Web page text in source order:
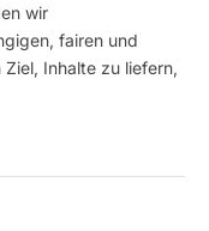
wir
fairen und
Inhalte zu liefern,